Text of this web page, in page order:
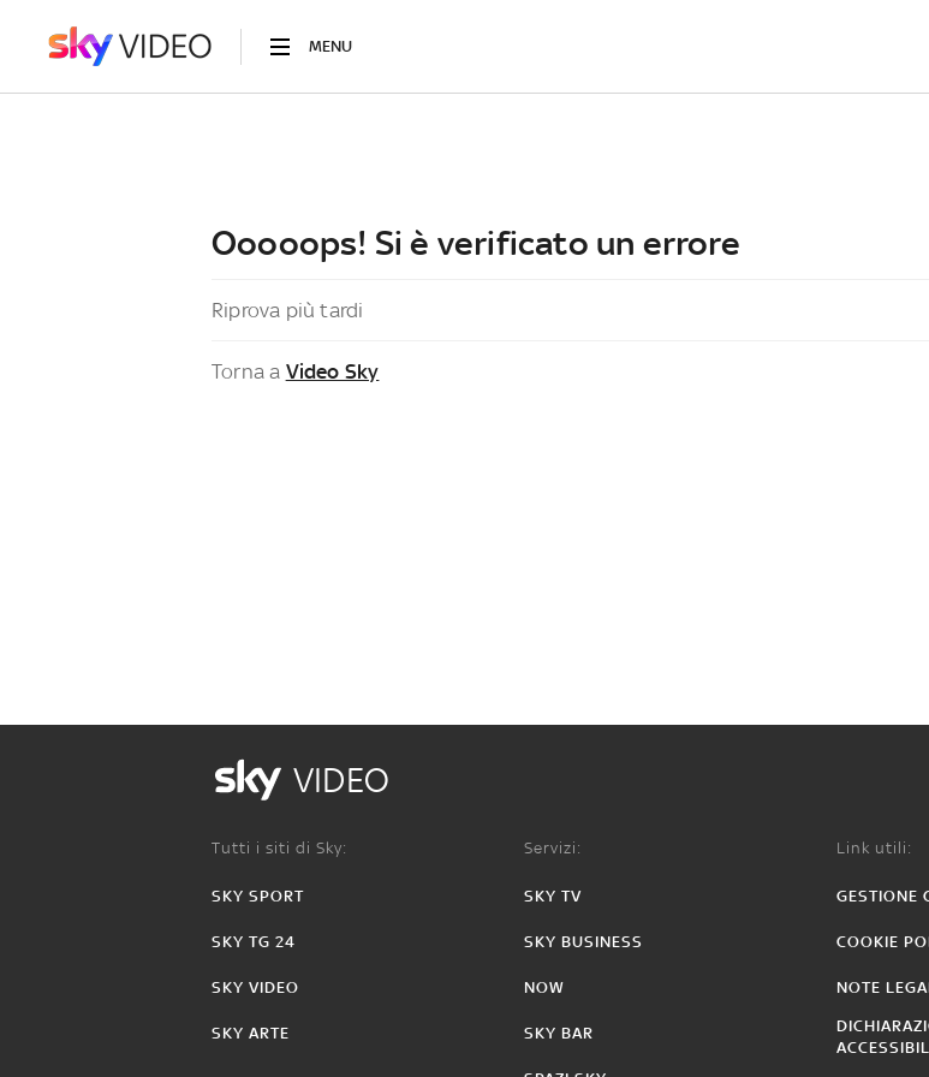
MENU
Ooooops! Si è verificato un errore
Riprova più tardi
Torna a Video Sky
VIDEO
Tutti i siti di Sky:
SKY SPORT
SKY TG 24
SKY VIDEO
SKY ARTE
Servizi:
SKY TV
SKY BUSINESS
NOW
SKY BAR
Link utili:
GESTIONE
COOKIE
NOTE